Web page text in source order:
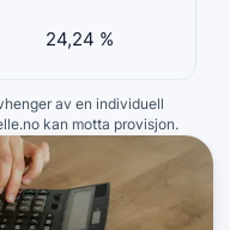
24,24 %
av en individuell
kan motta provisjon.